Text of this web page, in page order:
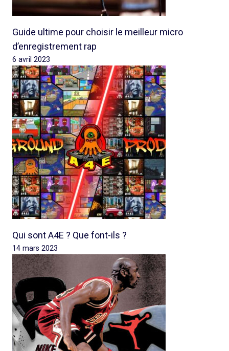
Guide ultime pour choisir le meilleur micro
d’enregistrement rap
6 avril 2023
Qui sont A4E ? Que font-ils ?
14 mars 2023